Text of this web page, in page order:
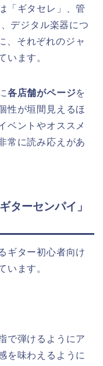
「ギタセレ」、管
デジタル楽器につ
、それぞれのジャ
います。
各店舗がページを
性が垣間見えるほ
ベントやオススメ
常に読み応えがあ
ターセンパイ」
ギター初心者向け
います。
で弾けるようにア
を味わえるように